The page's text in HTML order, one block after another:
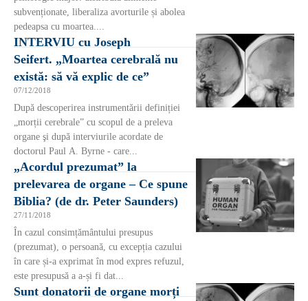
subvenționate, liberaliza avorturile și abolea
pedeapsa cu moartea....
INTERVIU cu Joseph
Seifert. „Moartea cerebrală nu
există: să vă explic de ce”
07/12/2018
După descoperirea instrumentării definiției
„morții cerebrale” cu scopul de a preleva
organe şi după interviurile acordate de
doctorul Paul A. Byrne - care...
„Acordul prezumat” la
prelevarea de organe – Ce spune
Biblia? (de dr. Peter Saunders)
27/11/2018
În cazul consimțământului presupus
(prezumat), o persoană, cu excepția cazului
în care și-a exprimat în mod expres refuzul,
este presupusă a a-și fi dat...
Sunt donatorii de organe morți